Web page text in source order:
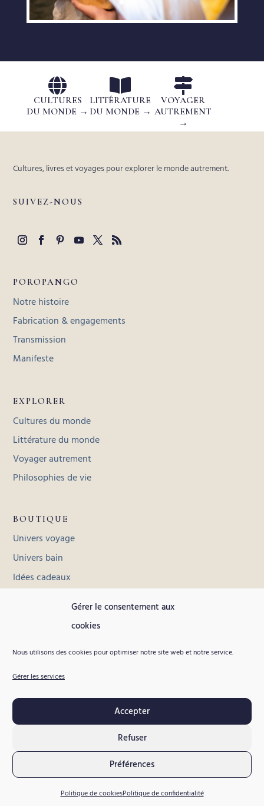
Gérer le consentement aux
cookies
Nous utilisons des cookies pour optimiser notre site web et notre service.
Gérer les services
Accepter
Refuser
Préférences
Politique de cookiesPolitique de confidentialité

CULTURES
DU MONDE →

LITTÉRATURE
DU MONDE →

VOYAGER
AUTREMENT
→
Cultures, livres et voyages pour explorer le monde autrement.
SUIVEZ-NOUS
POROPANGO
Notre histoire
Fabrication & engagements
Transmission
Manifeste
EXPLORER
Cultures du monde
Littérature du monde
Voyager autrement
Philosophies de vie
BOUTIQUE
Univers voyage
Univers bain
Idées cadeaux
Contact
Livraison et retours
Politique de confidentialité
Copyright © 2026 Poropango, Tous droits